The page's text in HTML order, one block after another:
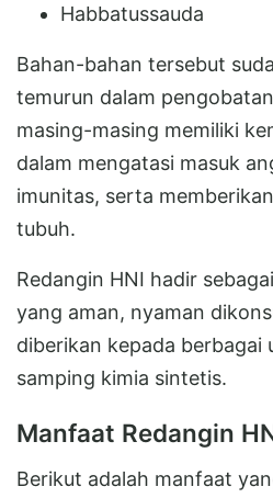
Habbatussauda
Bahan-bahan tersebut
temurun dalam
masing-masing memiliki
dalam mengatasi masuk
imunitas, serta
tubuh.
Redangin HNI hadir
yang aman, nyaman
diberikan kepada berbagai
samping kimia sintetis.
Manfaat Redangin
Berikut adalah manfaat